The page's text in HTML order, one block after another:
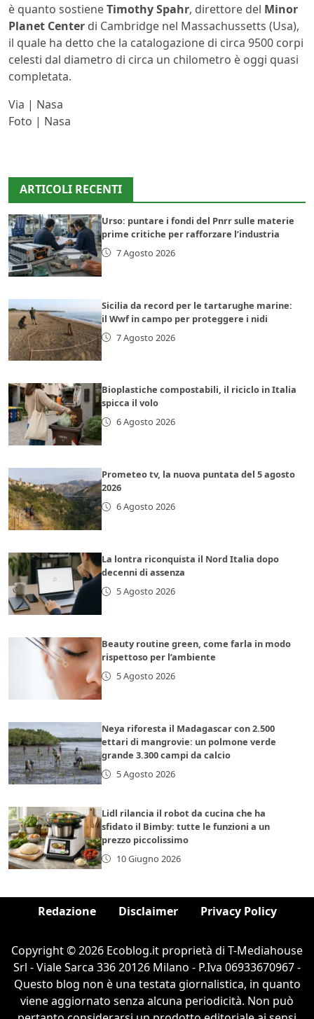
è quanto sostieneTimothy Spahr, direttore del Minor
Planet Center di Cambridge nel Massachussetts (Usa),
il quale ha detto che la catalogazione di circa 9500 corpi
celesti dal diametro di circa un chilometro è oggi quasi
completata.
Via | Nasa
Foto | Nasa
ARTICOLI RECENTI
Urso: puntare i fondi del Pnrr sulle materie
prime critiche per rafforzare l’industria
7 Agosto 2026
Sicilia da record per le tartarughe marine:
il Wwf in campo per proteggere i nidi
7 Agosto 2026
Bioplastiche compostabili, il riciclo in Italia
spicca il volo
6 Agosto 2026
Prometeo tv, la nuova puntata del 5 agosto
2026
6 Agosto 2026
La lontra riconquista il Nord Italia dopo
decenni di assenza
5 Agosto 2026
Beauty routine green, come farla in modo
rispettoso per l’ambiente
5 Agosto 2026
Neya riforesta il Madagascar con 2.500
ettari di mangrovie: un polmone verde
grande 3.300 campi da calcio
5 Agosto 2026
Lidl rilancia il robot da cucina che ha
sfidato il Bimby: tutte le funzioni a un
prezzo piccolissimo
10 Giugno 2026
Redazione Disclaimer Privacy Policy
Copyright © 2026 Ecoblog.it proprietà di T-Mediahouse
Srl - Viale Sarca 336 20126 Milano - P.Iva 06933670967 -
Questo blog non è una testata giornalistica, in quanto
viene aggiornato senza alcuna periodicità. Non può